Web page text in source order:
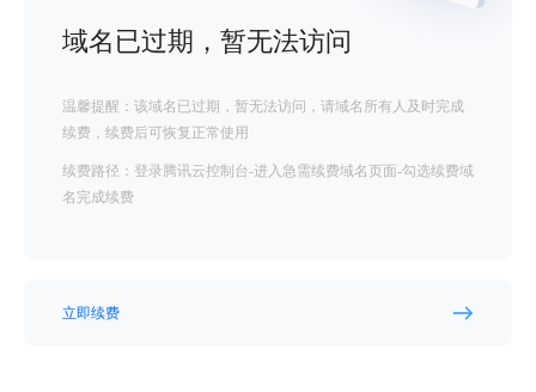
域名已过期，暂无法访问
温馨提醒：该域名已过期，暂无法访问，请域名所有人及时完成
续费，续费后可恢复正常使用
续费路径：登录腾讯云控制台-进入急需续费域名页面-勾选续费域
名完成续费
立即续费